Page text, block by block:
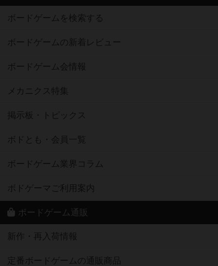
ボードゲームを検索する
ボードゲームの新着レビュー
ボードゲーム会情報
メカニクス特集
掲示板・トピックス
ボドとも・会員一覧
ボードゲーム業界コラム
ボドゲーマご利用案内
ボードゲーム通販
新作・再入荷情報
定番ボードゲームの通販商品